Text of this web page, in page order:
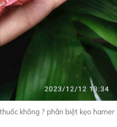
không ? phân biệt kẹo hamer